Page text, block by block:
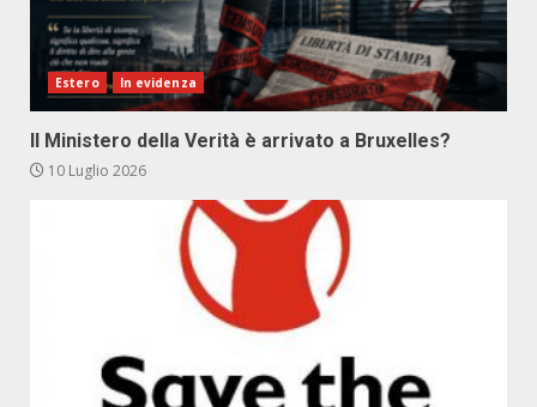
Estero In evidenza
Il Ministero della Verità è arrivato a Bruxelles?
10 Luglio 2026